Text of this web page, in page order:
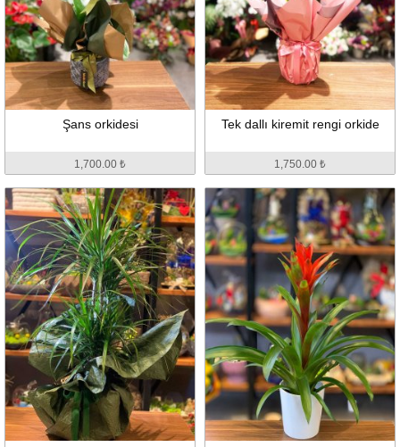
Şans orkidesi
1,700.00 ₺
Tek dallı kiremit rengi orkide
1,750.00 ₺